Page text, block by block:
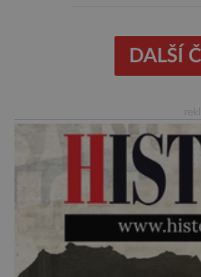
křišťálovou kouli, ze
věštila, které
Za vším stojí australští
umělé inteligence a […]
DALŠÍ